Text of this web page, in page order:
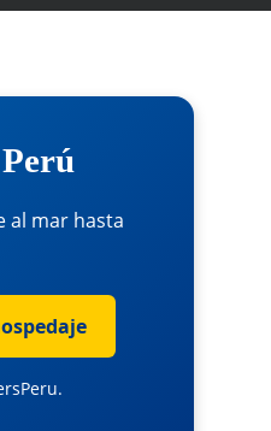
al mar hasta